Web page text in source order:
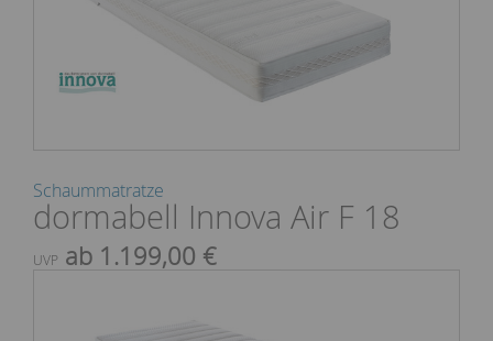
Schaummatratze
dormabell Innova Air F 18
UVP ab 1.199,00 €